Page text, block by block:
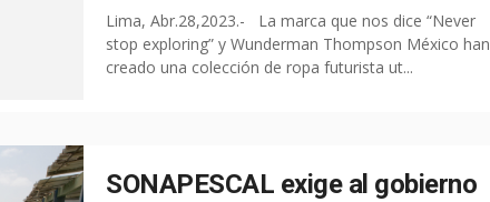
Lima, Abr.28,2023.- La marca que nos dice “Never
stop exploring” y Wunderman Thompson México han
creado una colección de ropa futurista ut...
SONAPESCAL exige al gobierno